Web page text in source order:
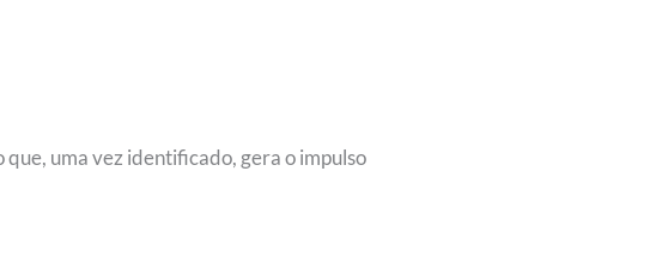
que, uma vez identificado, gera o impulso